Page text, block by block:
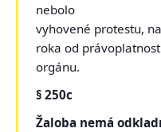
nebolo
vyhovené protestu,
roka od
orgánu.
§ 250c
Žaloba nemá